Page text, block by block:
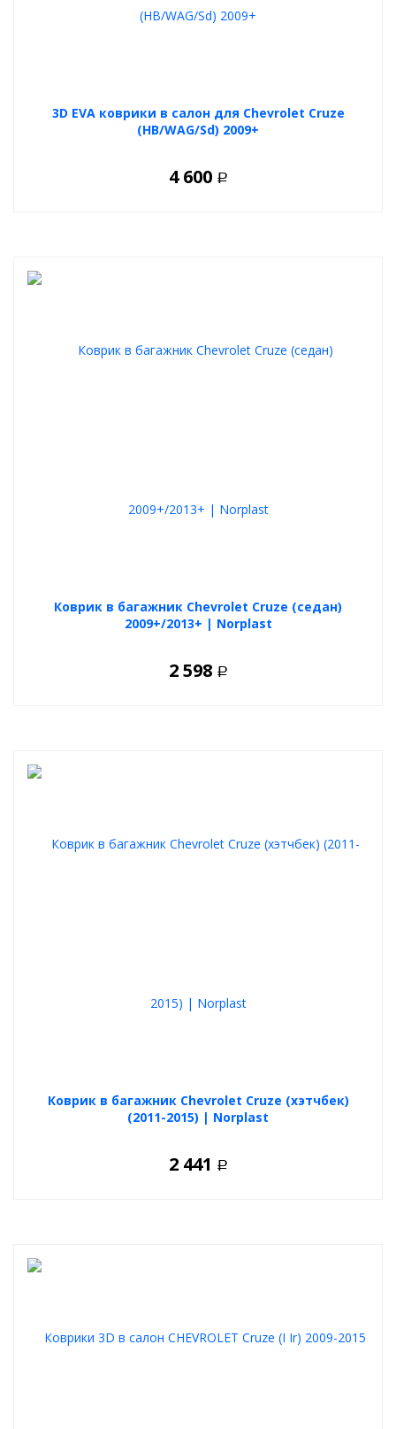
3D EVA коврики в салон для Chevrolet Cruze
(HB/WAG/Sd) 2009+
4 600 Р
Коврик в багажник Chevrolet Cruze (седан)
2009+/2013+ | Norplast
2 598 Р
Коврик в багажник Chevrolet Cruze (хэтчбек)
(2011-2015) | Norplast
2 441 Р